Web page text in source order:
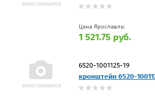
Цена Ярославль:
1 521.75 руб.
6520-1001125-19
кронштейн 6520-